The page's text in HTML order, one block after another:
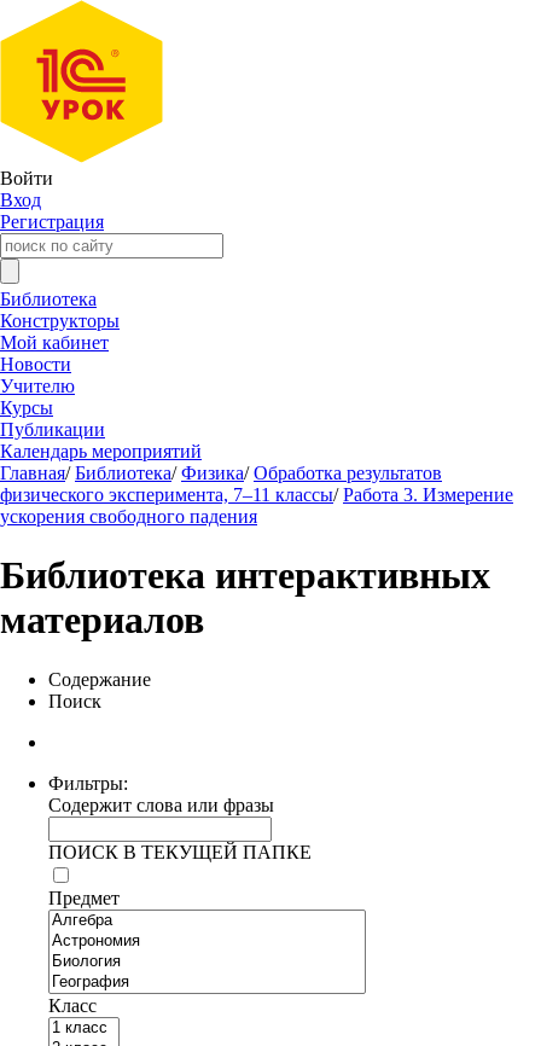
Войти
Вход
Регистрация
Библиотека
Конструкторы
Мой кабинет
Новости
Учителю
Курсы
Публикации
Календарь мероприятий
Главная/ Библиотека/ Физика/ Обработка результатов
физического эксперимента, 7–11 классы/ Работа 3. Измерение
ускорения свободного падения
Библиотека интерактивных
материалов
Содержание
Поиск
Фильтры:
Содержит слова или фразы
ПОИСК В ТЕКУЩЕЙ ПАПКЕ
Предмет
Класс